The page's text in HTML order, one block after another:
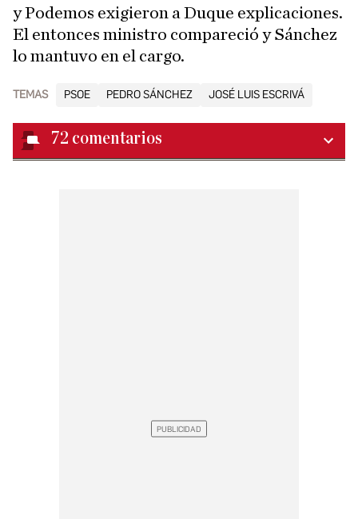
y Podemos exigieron a Duque explicaciones.
El entonces ministro compareció y Sánchez
lo mantuvo en el cargo.
TEMAS PSOE PEDRO SÁNCHEZ JOSÉ LUIS ESCRIVÁ
72 comentarios